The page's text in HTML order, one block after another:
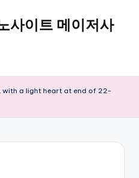
사이트 메이저사
with a light heart at end of 22-